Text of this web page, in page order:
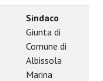
Sindaco
Giunta di
Comune di
Albissola
Marina